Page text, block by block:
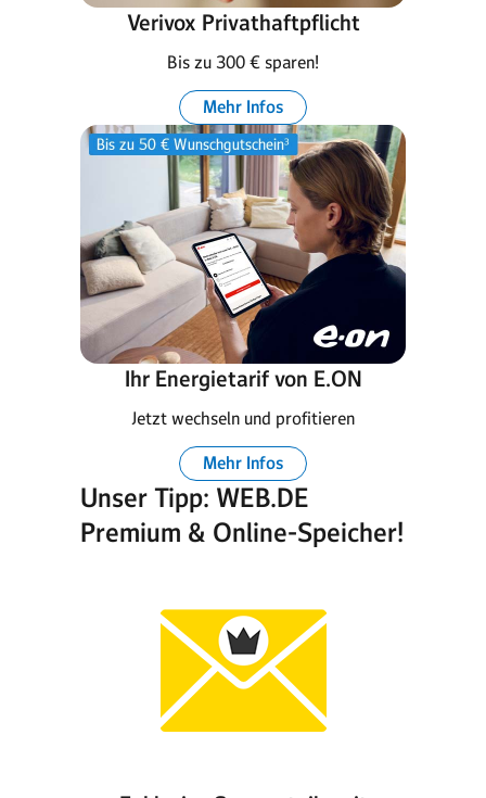
Verivox Privathaftpflicht
Bis zu 300 € sparen!
Mehr Infos
Ihr Energietarif von E.ON
Jetzt wechseln und profitieren
Mehr Infos
Unser Tipp: WEB.DE
Premium & Online-Speicher!